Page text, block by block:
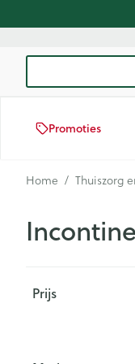
Promoties
Home / Thuiszorg
Prijs